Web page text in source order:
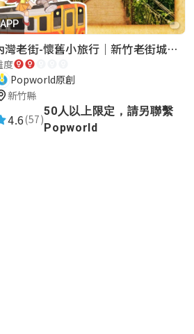
APP
內灣老街-懷舊小旅行｜新竹老街城市解謎
度
Popworld原創
新竹縣
4.6(57)
50人以上限定，請另聯繫
Popworld